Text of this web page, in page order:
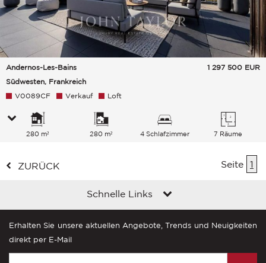
Andernos-Les-Bains
Südwesten, Frankreich
1 297 500 EUR
V0089CF Verkauf Loft
280 m² 280 m² 4 Schlafzimmer 7 Räume
ZURÜCK Seite 1
Schnelle Links
Erhalten Sie unsere aktuellen Angebote, Trends und Neuigkeiten
direkt per E-Mail